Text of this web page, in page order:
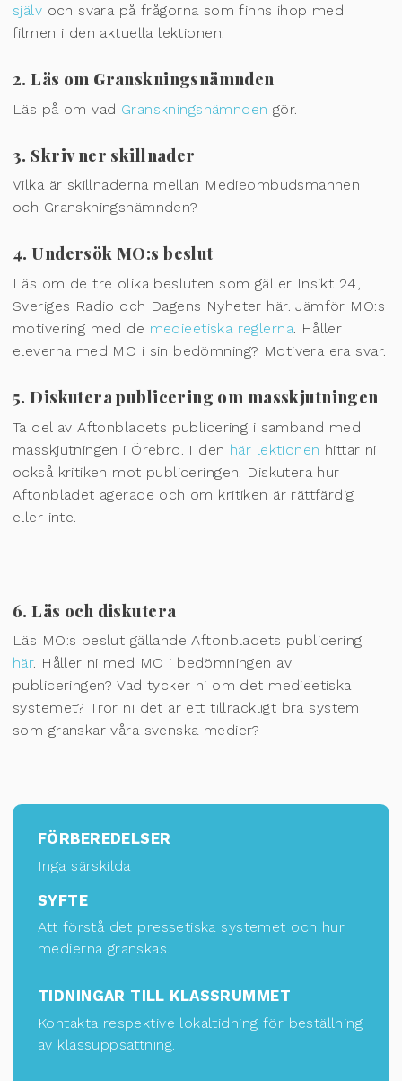
själv och svara på frågorna som finns ihop med
filmen i den aktuella lektionen.
2. Läs om Granskningsnämnden
Läs på om vad Granskningsnämnden gör.
3. Skriv ner skillnader
Vilka är skillnaderna mellan Medieombudsmannen
och Granskningsnämnden?
4. Undersök MO:s beslut
Läs om de tre olika besluten som gäller Insikt 24,
Sveriges Radio och Dagens Nyheter här. Jämför MO:s
motivering med de medieetiska reglerna. Håller
eleverna med MO i sin bedömning? Motivera era svar.
5. Diskutera publicering om masskjutningen
Ta del av Aftonbladets publicering i samband med
masskjutningen i Örebro. I den här lektionen hittar ni
också kritiken mot publiceringen. Diskutera hur
Aftonbladet agerade och om kritiken är rättfärdig
eller inte.
6. Läs och diskutera
Läs MO:s beslut gällande Aftonbladets publicering
här. Håller ni med MO i bedömningen av
publiceringen? Vad tycker ni om det medieetiska
systemet? Tror ni det är ett tillräckligt bra system
som granskar våra svenska medier?
FÖRBEREDELSER
Inga särskilda
SYFTE
Att förstå det pressetiska systemet och hur
medierna granskas.
TIDNINGAR TILL KLASSRUMMET
Kontakta respektive lokaltidning för beställning
av klassuppsättning.